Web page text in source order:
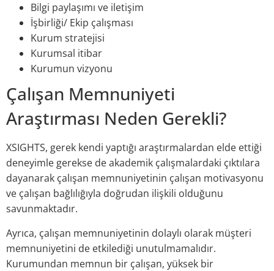
Bilgi paylaşımı ve iletişim
İşbirliği/ Ekip çalışması
Kurum stratejisi
Kurumsal itibar
Kurumun vizyonu
Çalışan Memnuniyeti
Araştırması Neden Gerekli?
XSIGHTS, gerek kendi yaptığı araştırmalardan elde ettiği
deneyimle gerekse de akademik çalışmalardaki çıktılara
dayanarak çalışan memnuniyetinin çalışan motivasyonu
ve çalışan bağlılığıyla doğrudan ilişkili olduğunu
savunmaktadır.
Ayrıca, çalışan memnuniyetinin dolaylı olarak müşteri
memnuniyetini de etkilediği unutulmamalıdır.
Kurumundan memnun bir çalışan, yüksek bir